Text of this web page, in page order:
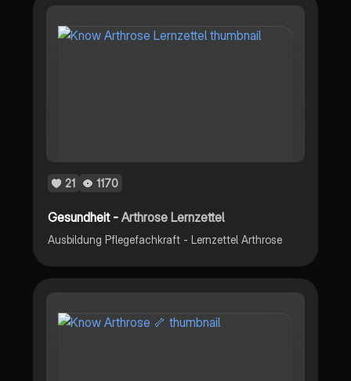
21 1170
Gesundheit -Arthrose Lernzettel
Ausbildung Pflegefachkraft - Lernzettel Arthrose